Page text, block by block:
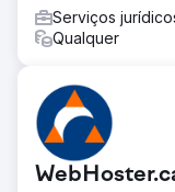
Resultado
Conseguimos
médio para
para SUBARU
Novas Sessões
pessoas não
SUBARU
Serviços
Qualquer